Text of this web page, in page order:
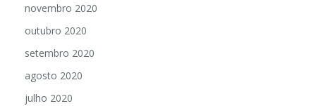
novembro 2020
outubro 2020
setembro 2020
agosto 2020
julho 2020